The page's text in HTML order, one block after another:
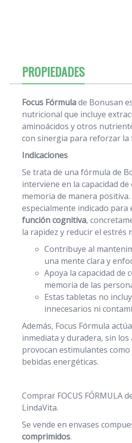
PROPIEDADES
Focus Fórmulade Bonusan
nutricional que incluye
aminoácidos y otros
con sinergia para reforzar la
Indicaciones
Se trata de una fórmula de
interviene en la capacidad
memoria de manera
especialmente indicado para
función cognitiva,
la rapidez y reducir el estrés
Contribuye al
una mente clara y
Apoya la capacidad de
memoria de las
Estas tabletas no
innecesarios ni
Además, Focus Fórmula
inmediata y duradera, sin
provocan estimulantes como
bebidas energéticas.
Comprar FOCUS FÓRMULA
LindaVita.
Se vende en envases
comprimidos.